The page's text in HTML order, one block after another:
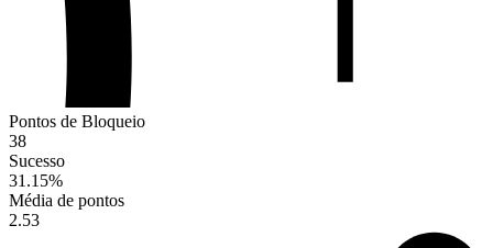
Pontos de Bloqueio
38
Sucesso
31.15%
Média de pontos
2.53